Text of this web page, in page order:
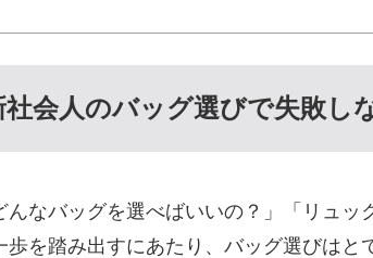
会人のバッグ選びで失敗し
んなバッグを選べばいいの？」「リュッ
を踏み出すにあたり、バッグ選びはと